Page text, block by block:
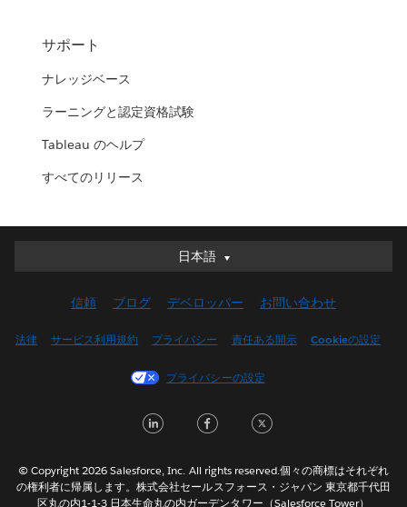
サポート
ナレッジベース
ラーニングと認定資格試験
Tableau のヘルプ
すべてのリリース
日本語
日本語
English (UK)
Français (Canada)
Italiano
Nederlands
信頼 ブログ デベロッパー お問い合わせ
法律 サービス利用規約 プライバシー 責任ある開示 Cookieの設定
プライバシーの設定
LinkedInFacebook
© Copyright 2026 Salesforce, Inc. All rights reserved.個々の商標はそれぞれ
の権利者に帰属します。株式会社セールスフォース・ジャパン 東京都千代田
区丸の内1-1-3 日本生命丸の内ガーデンタワー（Salesforce Tower）